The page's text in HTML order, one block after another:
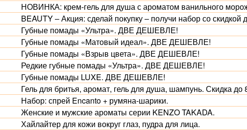
НОВИНКА: крем-гель для душа с ароматом ванильного
BEAUTY – Акция: сделай покупку – получи набор со скидкой
Губные помады «Ультра». ДВЕ ДЕШЕВЛЕ!
Губные помады «Матовый идеал». ДВЕ ДЕШЕВЛЕ!
Губные помады «Взрыв цвета». ДВЕ ДЕШЕВЛЕ!
Редкие губные помады «Ультра». ДВЕ ДЕШЕВЛЕ!
Губные помады LUXE. ДВЕ ДЕШЕВЛЕ!
Гель для бритья, аромат, гель для душа, шампунь. Скидка до
Набор: спрей Encanto + румяна-шарики.
Женские и мужские ароматы серии KENZO TAKADA.
Хайлайтер для кожи вокруг глаз, пудра для лица.